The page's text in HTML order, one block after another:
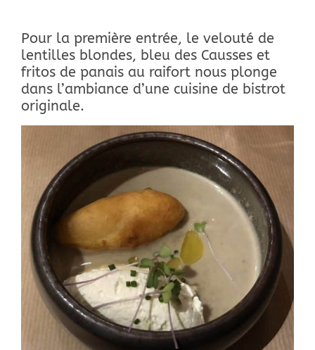
Pour la première entrée, le velouté de
lentilles blondes, bleu des Causses et
fritos de panais au raifort nous plonge
dans l’ambiance d’une cuisine de bistrot
originale.